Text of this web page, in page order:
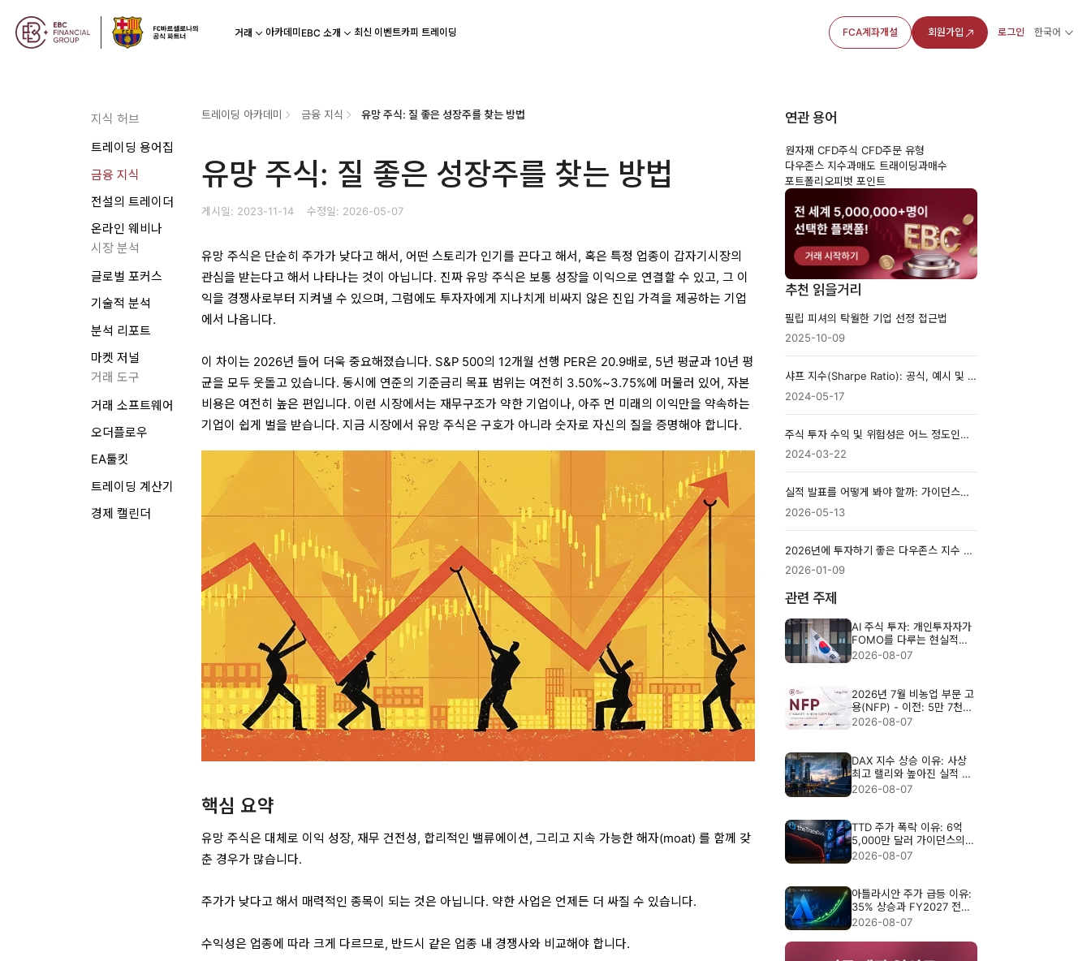
거래 아카데미 EBC 소개 최신 이벤트카피 트레이딩 FCA계좌개설 회원가입 로그인 한국어
지식 허브
트레이딩 용어집
금융 지식
전설의 트레이더
온라인 웨비나
시장 분석
글로벌 포커스
기술적 분석
분석 리포트
마켓 저널
거래 도구
거래 소프트웨어
오더플로우
EA툴킷
트레이딩 계산기
경제 캘린더
트레이딩 아카데미 금융 지식 유망 주식: 질 좋은 성장주를 찾는 방법
유망 주식: 질 좋은 성장주를 찾는 방법
게시일: 2023-11-14 수정일: 2026-05-07
유망 주식은 단순히 주가가 낮다고 해서, 어떤 스토리가 인기를 끈다고 해서, 혹은 특정 업종이 갑자기시장의
관심을 받는다고 해서 나타나는 것이 아닙니다. 진짜 유망 주식은 보통 성장을 이익으로 연결할 수 있고, 그 이
익을 경쟁사로부터 지켜낼 수 있으며, 그럼에도 투자자에게 지나치게 비싸지 않은 진입 가격을 제공하는 기업
에서 나옵니다.
이 차이는 2026년 들어 더욱 중요해졌습니다. S&P 500의 12개월 선행 PER은 20.9배로, 5년 평균과 10년 평
균을 모두 웃돌고 있습니다. 동시에 연준의 기준금리 목표 범위는 여전히 3.50%~3.75%에 머물러 있어, 자본
비용은 여전히 높은 편입니다. 이런 시장에서는 재무구조가 약한 기업이나, 아주 먼 미래의 이익만을 약속하는
기업이 쉽게 벌을 받습니다. 지금 시장에서 유망 주식은 구호가 아니라 숫자로 자신의 질을 증명해야 합니다.
핵심 요약
유망 주식은 대체로 이익 성장, 재무 건전성, 합리적인 밸류에이션, 그리고 지속 가능한 해자(moat) 를 함께 갖
춘 경우가 많습니다.
주가가 낮다고 해서 매력적인 종목이 되는 것은 아닙니다. 약한 사업은 언제든 더 싸질 수 있습니다.
수익성은 업종에 따라 크게 다르므로, 반드시 같은 업종 내 경쟁사와 비교해야 합니다.
연관 용어
원자재 CFD주식 CFD주문 유형
다우존스 지수과매도 트래이딩과매수
포트폴리오피벗 포인트
추천 읽을거리
필립 피셔의 탁월한 기업 선정 접근법
2025-10-09
샤프 지수(Sharpe Ratio): 공식, 예시 및 계산기
2024-05-17
주식 투자 수익 및 위험성은 어느 정도인가요?
2024-03-22
실적 발표를 어떻게 봐야 할까: 가이던스로 시장 흐름을 읽는 법
2026-05-13
2026년에 투자하기 좋은 다우존스 지수 구성 종목 중 최고의 10개 종목
2026-01-09
관련 주제
AI 주식 투자: 개인투자자가
FOMO를 다루는 현실적인
방법
2026-08-07
2026년 7월 비농업 부문 고
용(NFP) - 이전: 5만 7천
명, 예상: 8만 3천 명
2026-08-07
DAX 지수 상승 이유: 사상
최고 랠리와 높아진 실적 기
준
2026-08-07
TTD 주가 폭락 이유: 6억
5,000만 달러 가이던스의
충격
2026-08-07
아틀라시안 주가 급등 이유:
35% 상승과 FY2027 전망
분석
2026-08-07